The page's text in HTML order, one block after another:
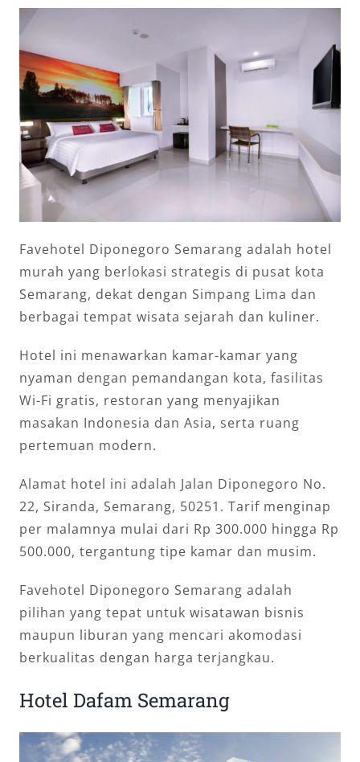
Favehotel Diponegoro Semarang adalah hotel
murah yang berlokasi strategis di pusat kota
Semarang, dekat dengan Simpang Lima dan
berbagai tempat wisata sejarah dan kuliner.
Hotel ini menawarkan kamar-kamar yang
nyaman dengan pemandangan kota, fasilitas
Wi-Fi gratis, restoran yang menyajikan
masakan Indonesia dan Asia, serta ruang
pertemuan modern.
Alamat hotel ini adalah Jalan Diponegoro No.
22, Siranda, Semarang, 50251. Tarif menginap
per malamnya mulai dari Rp 300.000 hingga Rp
500.000, tergantung tipe kamar dan musim.
Favehotel Diponegoro Semarang adalah
pilihan yang tepat untuk wisatawan bisnis
maupun liburan yang mencari akomodasi
berkualitas dengan harga terjangkau.
Hotel Dafam Semarang